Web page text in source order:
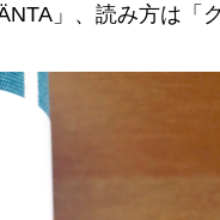
」、読み方は「